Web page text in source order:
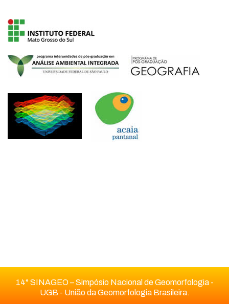
14° SINAGEO – Simpósio Nacional de Geomorfologia -
UGB - União da Geomorfologia Brasileira.